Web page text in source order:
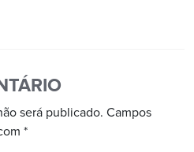
será publicado. Campos
*